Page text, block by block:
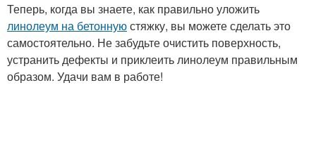
Теперь, когда вы знаете, как правильно уложить
линолеум на бетоннуюстяжку, вы можете сделать это
самостоятельно. Не забудьте очистить поверхность,
устранить дефекты и приклеить линолеум правильным
образом. Удачи вам в работе!